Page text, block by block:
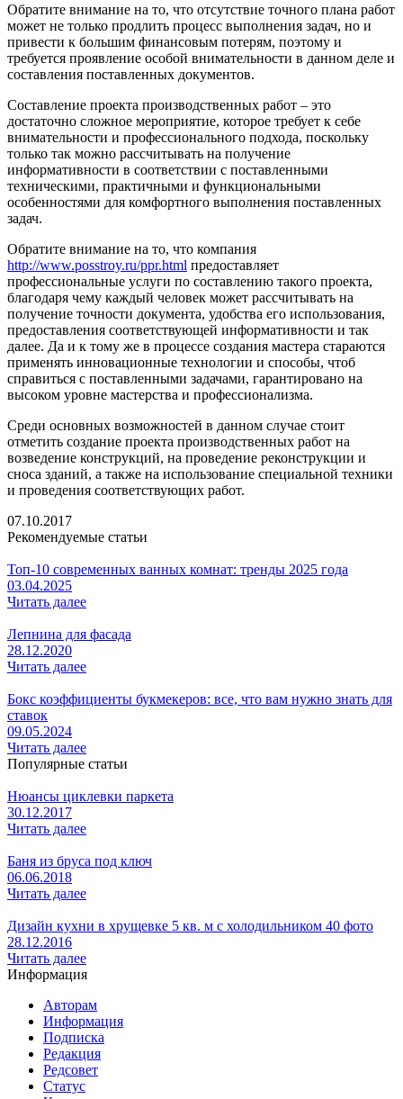
Обратите внимание на то, что отсутствие точного плана работ
может не только продлить процесс выполнения задач, но и
привести к большим финансовым потерям, поэтому и
требуется проявление особой внимательности в данном деле и
составления поставленных документов.
Составление проекта производственных работ – это
достаточно сложное мероприятие, которое требует к себе
внимательности и профессионального подхода, поскольку
только так можно рассчитывать на получение
информативности в соответствии с поставленными
техническими, практичными и функциональными
особенностями для комфортного выполнения поставленных
задач.
Обратите внимание на то, что компания
http://www.posstroy.ru/ppr.html предоставляет
профессиональные услуги по составлению такого проекта,
благодаря чему каждый человек может рассчитывать на
получение точности документа, удобства его использования,
предоставления соответствующей информативности и так
далее. Да и к тому же в процессе создания мастера стараются
применять инновационные технологии и способы, чтоб
справиться с поставленными задачами, гарантировано на
высоком уровне мастерства и профессионализма.
Среди основных возможностей в данном случае стоит
отметить создание проекта производственных работ на
возведение конструкций, на проведение реконструкции и
сноса зданий, а также на использование специальной техники
и проведения соответствующих работ.
07.10.2017
Рекомендуемые статьи
Топ-10 современных ванных комнат: тренды 2025 года
03.04.2025
Читать далее
Лепнина для фасада
28.12.2020
Читать далее
Бокс коэффициенты букмекеров: все, что вам нужно знать для
ставок
09.05.2024
Читать далее
Популярные статьи
Нюансы циклевки паркета
30.12.2017
Читать далее
Баня из бруса под ключ
06.06.2018
Читать далее
Дизайн кухни в хрущевке 5 кв. м с холодильником 40 фото
28.12.2016
Читать далее
Информация
Авторам
Информация
Подписка
Редакция
Редсовет
Статус